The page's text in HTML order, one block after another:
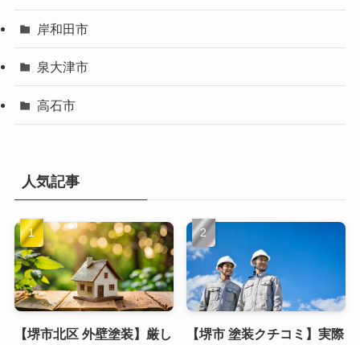
岸和田市
泉大津市
高石市
人気記事
【堺市北区 外壁塗装】厳し 【堺市 塗装クチコミ】実際